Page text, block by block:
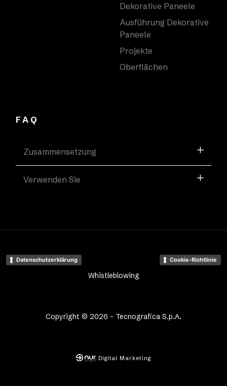
Dekorative Paneele
Ausführung Dekorative
Paneele
Projekte
Oberflächen
FAQ
Zusammensetzung
Verwenden Sie
Copyright © 2026 - Tecnografica S.p.A.
Datenschutzerklärung Cookie-Richtlinie
Whistleblowing
Digital Marketing